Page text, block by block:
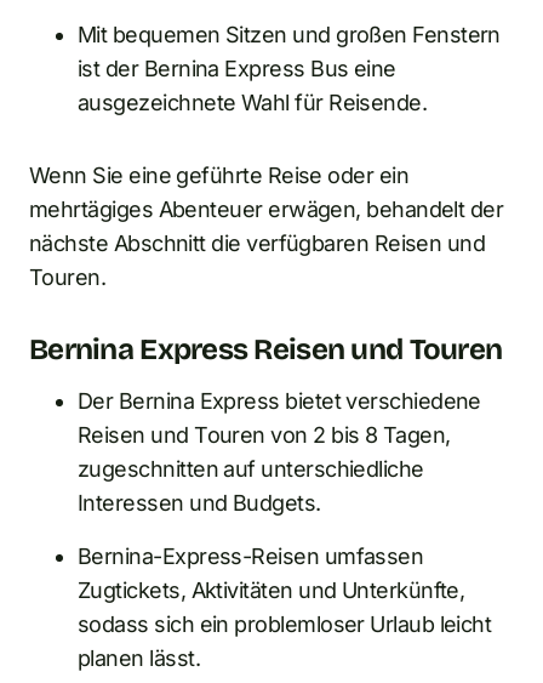
Mit bequemen Sitzen und großen Fenstern
ist der Bernina Express Bus eine
ausgezeichnete Wahl für Reisende.
Wenn Sie eine geführte Reise oder ein
mehrtägiges Abenteuer erwägen, behandelt der
nächste Abschnitt die verfügbaren Reisen und
Touren.
Bernina Express Reisen und Touren
Der Bernina Express bietet verschiedene
Reisen und Touren von 2 bis 8 Tagen,
zugeschnitten auf unterschiedliche
Interessen und Budgets.
Bernina-Express-Reisen umfassen
Zugtickets, Aktivitäten und Unterkünfte,
sodass sich ein problemloser Urlaub leicht
planen lässt.